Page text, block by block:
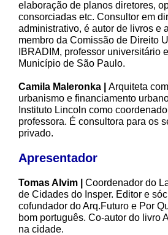
elaboração de planos diretores,
consorciadas etc. Consultor em
administrativo, é autor de livros e
membro da Comissão de Direito
IBRADIM, professor universitário
Município de São Paulo.
Camila Maleronka | Arquiteta
urbanismo e financiamento
Instituto Lincoln como
professora. É consultora para os
privado.
Apresentador
Tomas Alvim | Coordenador do
de Cidades do Insper. Editor e
cofundador do Arq.Futuro e Por
bom português. Co-autor do livro
na cidade.